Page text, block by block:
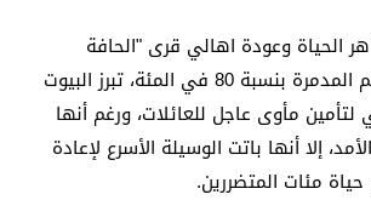
الحياة وعودة اهالي قرى "الحافة
الامامية" الى قراهم المدمرة بنسبة 80 في المئة، تبرز البيوت
مأوى عاجل للعائلات، ورغم أنها
إلا أنها باتت الوسيلة الأسرع لإعادة
مئات المتضررين.